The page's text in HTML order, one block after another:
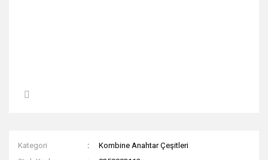
Kategori
Kombine Anahtar Çeşitleri